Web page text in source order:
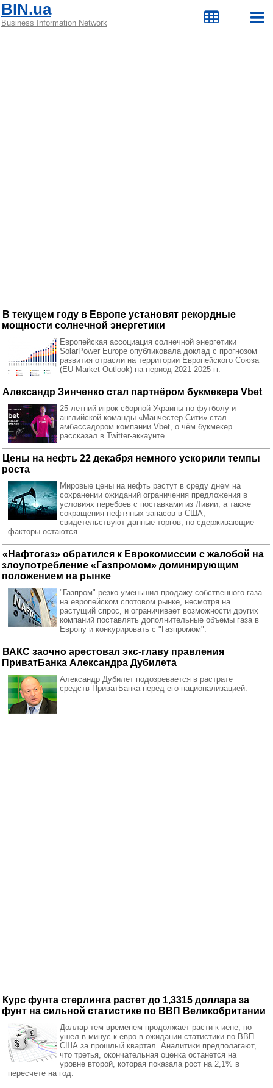
BIN.ua
Business Information Network
В текущем году в Европе установят рекордные
мощности солнечной энергетики
Европейская ассоциация солнечной энергетики
SolarPower Europe опубликовала доклад с прогнозом
развития отрасли на территории Европейского Союза
(EU Market Outlook) на период 2021-2025 гг.
Александр Зинченко стал партнёром букмекера Vbet
25-летний игрок сборной Украины по футболу и
английской команды «Манчестер Сити» стал
амбассадором компании Vbet, о чём букмекер
рассказал в Twitter-аккаунте.
Цены на нефть 22 декабря немного ускорили темпы
роста
Мировые цены на нефть растут в среду днем на
сохранении ожиданий ограничения предложения в
условиях перебоев с поставками из Ливии, а также
сокращения нефтяных запасов в США,
свидетельствуют данные торгов, но сдерживающие
факторы остаются.
«Нафтогаз» обратился к Еврокомиссии с жалобой на
злоупотребление «Газпромом» доминирующим
положением на рынке
"Газпром" резко уменьшил продажу собственного газа
на европейском спотовом рынке, несмотря на
растущий спрос, и ограничивает возможности других
компаний поставлять дополнительные объемы газа в
Европу и конкурировать с "Газпромом".
ВАКС заочно арестовал экс-главу правления
ПриватБанка Александра Дубилета
Александр Дубилет подозревается в растрате
средств ПриватБанка перед его национализацией.
Курс фунта стерлинга растет до 1,3315 доллара за
фунт на сильной статистике по ВВП Великобритании
Доллар тем временем продолжает расти к иене, но
ушел в минус к евро в ожидании статистики по ВВП
США за прошлый квартал. Аналитики предполагают,
что третья, окончательная оценка останется на
уровне второй, которая показала рост на 2,1% в
пересчете на год.